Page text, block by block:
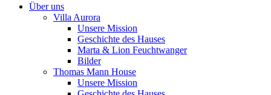
Über uns
Villa Aurora
Unsere Mission
Geschichte des Hauses
Marta & Lion Feuchtwanger
Bilder
Thomas Mann House
Unsere Mission